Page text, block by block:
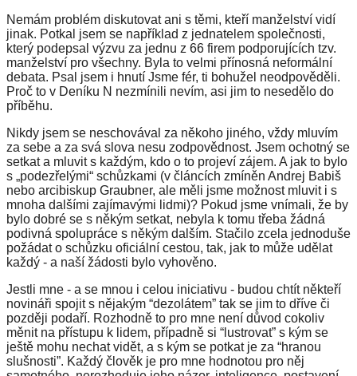
Nemám problém diskutovat ani s těmi, kteří manželství vidí
jinak. Potkal jsem se například z jednatelem společnosti,
který podepsal výzvu za jednu z 66 firem podporujících tzv.
manželství pro všechny. Byla to velmi přínosná neformální
debata. Psal jsem i hnutí Jsme fér, ti bohužel neodpověděli.
Proč to v Deníku N nezmínili nevím, asi jim to nesedělo do
příběhu.
Nikdy jsem se neschovával za někoho jiného, vždy mluvím
za sebe a za svá slova nesu zodpovědnost. Jsem ochotný se
setkat a mluvits každým, kdo o to projeví zájem. A jak to bylo
s „podezřelými“ schůzkami (v článcích zmíněn Andrej Babiš
nebo arcibiskup Graubner, ale měli jsme možnost mluvit i s
mnoha dalšími zajímavými lidmi)? Pokud jsme vnímali, že by
bylo dobré se s někým setkat, nebyla k tomu třeba žádná
podivná spolupráce s někým dalším. Stačilo zcela jednoduše
požádat o schůzku oficiální cestou, tak, jak to může udělat
každý - a naší žádosti bylo vyhověno.
Jestli mne - a se mnou i celou iniciativu - budou chtít někteří
novináři spojit s nějakým “dezolátem” tak se jim to dříve či
později podaří. Rozhodně to pro mne není důvod cokoliv
měnit na přístupu k lidem, případně si “lustrovat” s kým se
ještě mohu nechat vidět, a s kým se potkat je za “hranou
slušnosti”. Každý člověk je pro mne hodnotou pro něj